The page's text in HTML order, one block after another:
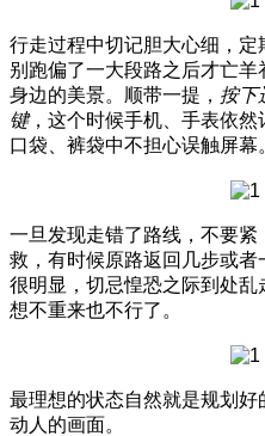
行走过程中切记胆大心细，
别跑偏了一大段路之后才亡
身边的美景。顺带一提， 按下
键，这个时候手机、手表依
口袋、裤袋中不担心误触屏幕
一旦发现走错了路线，不要
救，有时候原路返回几步或
很明显，切忌惶恐之际到处
想不重来也不行了。
最理想的状态自然就是规划
动人的画面。